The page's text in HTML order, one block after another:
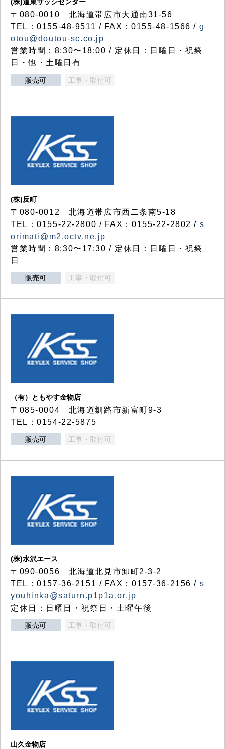
〒080-0010 北海道帯広市大通南31-56
TEL：0155-48-9511 / FAX：0155-48-1566 / g
otou@doutou-sc.co.jp
営業時間：8:30〜18:00 / 定休日：日曜日・祝祭
日・他・土曜日有
販売可 工事・取付可
(株)反町
〒080-0012 北海道帯広市西二条南5-18
TEL：0155-22-2800 / FAX：0155-22-2802 / s
orimati@m2.octv.ne.jp
営業時間：8:30〜17:30 / 定休日：日曜日・祝祭
日
販売可 工事・取付可
（有）ともやす金物店
〒085-0004 北海道釧路市新富町9-3
TEL：0154-22-5875
販売可 工事・取付可
(株)水沢エース
〒090-0056 北海道北見市卸町2-3-2
TEL：0157-36-2151 / FAX：0157-36-2156 / s
youhinka@saturn.p1p1a.or.jp
定休日：日曜日・祝祭日・土曜午後
販売可 工事・取付可
山久金物店